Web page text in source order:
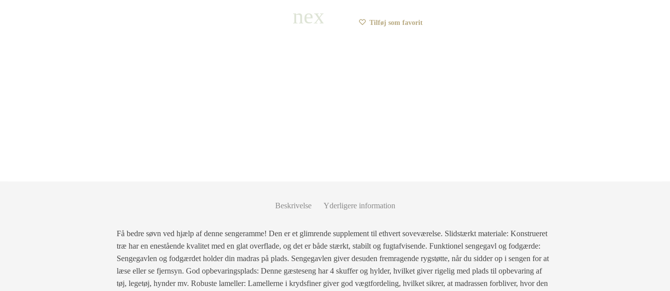
Tilføj som favorit
Beskrivelse Yderligere information
Få bedre søvn ved hjælp af denne sengeramme! Den er et glimrende supplement til ethvert soveværelse. Slidstærkt materiale: Konstrueret
træ har en enestående kvalitet med en glat overflade, og det er både stærkt, stabilt og fugtafvisende. Funktionel sengegavl og fodgærde:
Sengegavlen og fodgærdet holder din madras på plads. Sengegavlen giver desuden fremragende rygstøtte, når du sidder op i sengen for at
læse eller se fjernsyn. God opbevaringsplads: Denne gæsteseng har 4 skuffer og hylder, hvilket giver rigelig med plads til opbevaring af
tøj, legetøj, hynder mv. Robuste lameller: Lamellerne i krydsfiner giver god vægtfordeling, hvilket sikrer, at madrassen forbliver, hvor den